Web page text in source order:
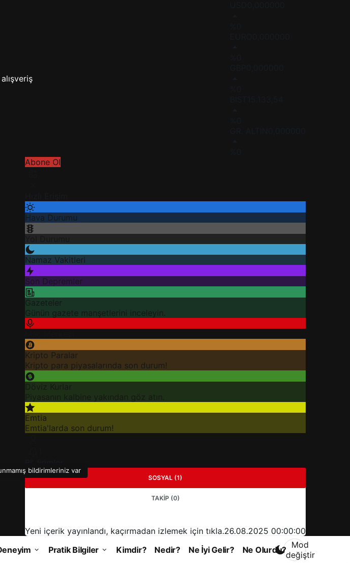
Abone Ol
Hava Durumu
Namaz Vakitleri
Son Depremler
Gazeteler
Günün gazete manşetlerini inceleyin.
Kripto Paralar
Kripto para piyasalarında son durum!
Döviz Kurlar
Piyasanın kalbine yakından göz atın.
Emtia
Emtia'larda son durum!
SOSYAL (1)
TAKIP (0)
Yeni içerik yayınlandı, kaçırmadan izlemek için tıkla.26.08.2025 00:00:00
Pratik Bilgiler Kimdir? Nedir? Ne İyi Gelir? Ne Olurdu? Mod
değiştir